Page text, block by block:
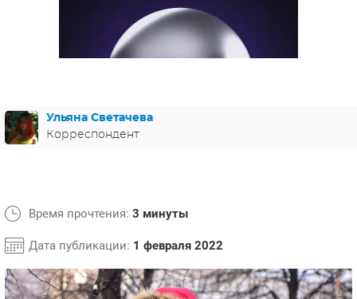
Ульяна Светачева
Корреспондент
Время прочтения: 3 минуты
Дата публикации: 1 февраля 2022